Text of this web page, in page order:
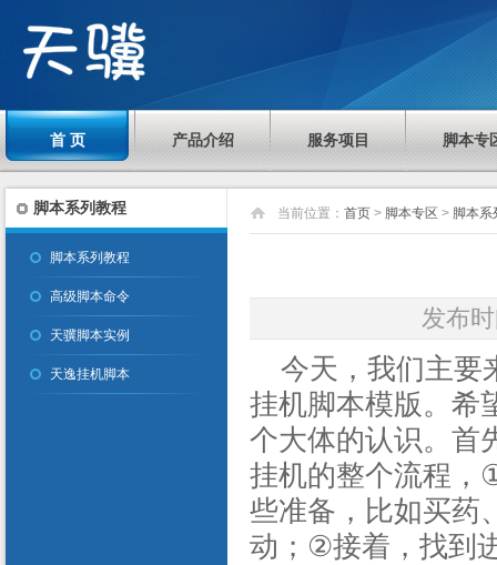
首 页 产品介绍 服务项目 脚本专
脚本系列教程
脚本系列教程
高级脚本命令
天骥脚本实例
天逸挂机脚本
当前位置： 首页 > 脚本专区 > 脚本系
发布
今天，我们主要
挂机脚本模版。希
个大体的认识。首
挂机的整个流程，
些准备，比如买药
动； ②接着，找到